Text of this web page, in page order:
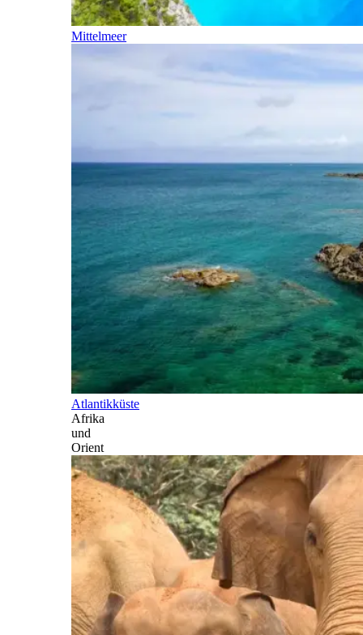
Mittelmeer
Atlantikküste
Afrika
und
Orient